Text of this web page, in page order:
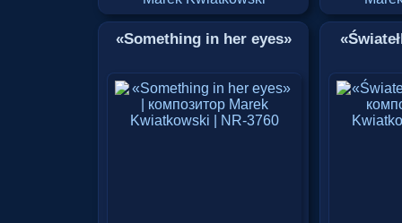
«Something in her eyes»